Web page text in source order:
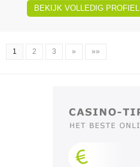
BEKIJK VOLLEDIG PROFIEL
1 2 3 » »»